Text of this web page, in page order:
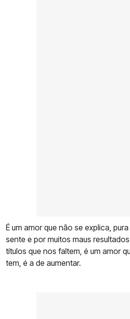
É um amor que não se explica,
sente e por muitos maus
títulos que nos faltem, é um amor
tem, é a de aumentar.